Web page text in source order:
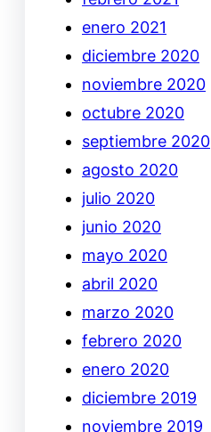
enero 2021
diciembre 2020
noviembre 2020
octubre 2020
septiembre 2020
agosto 2020
julio 2020
junio 2020
mayo 2020
abril 2020
marzo 2020
febrero 2020
enero 2020
diciembre 2019
noviembre 2019